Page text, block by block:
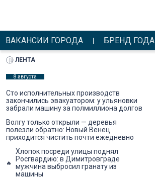
ВАКАНСИИ ГОРОДА БРЕНД ГОДА
ЛЕНТА
8 августа
Сто исполнительных производств
закончились эвакуатором: у ульяновки
забрали машину за полмиллиона долгов
Волгу только открыли — деревья
полезли обратно: Новый Венец
приходится чистить почти ежедневно
Хлопок посреди улицы поднял
Росгвардию: в Димитровграде
мужчина выбросил гранату из
машины